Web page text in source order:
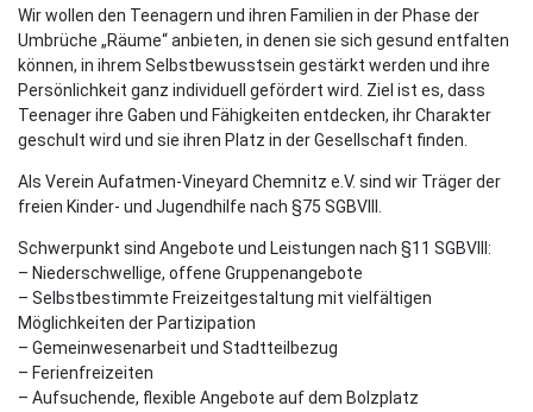
Wir wollen den Teenagern und ihren Familien in der Phase der
Umbrüche „Räume“ anbieten, in denen sie sich gesund entfalten
können, in ihrem Selbstbewusstsein gestärkt werden und ihre
Persönlichkeit ganz individuell gefördert wird. Ziel ist es, dass
Teenager ihre Gaben und Fähigkeiten entdecken, ihr Charakter
geschult wird und sie ihren Platz in der Gesellschaft finden.
Als Verein Aufatmen-Vineyard Chemnitz e.V. sind wir Träger der
freien Kinder- und Jugendhilfe nach §75 SGBVIII.
Schwerpunkt sind Angebote und Leistungen nach §11 SGBVIII:
– Niederschwellige, offene Gruppenangebote
– Selbstbestimmte Freizeitgestaltung mit vielfältigen
Möglichkeiten der Partizipation
– Gemeinwesenarbeit und Stadtteilbezug
– Ferienfreizeiten
– Aufsuchende, flexible Angebote auf dem Bolzplatz